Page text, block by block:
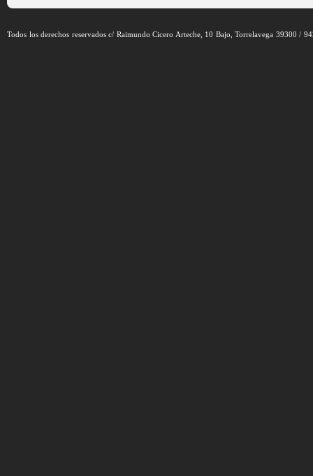
Todos los derechos reservados c/ Raimundo Cicero Arteche, 10 Bajo, Torrelavega 39300 /